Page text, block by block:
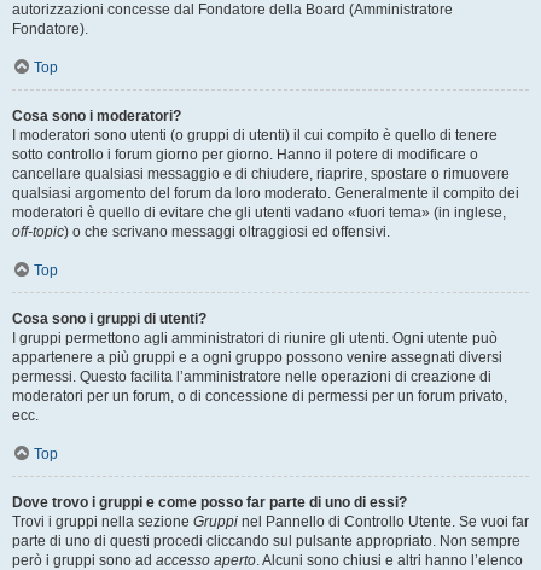
autorizzazioni concesse dal Fondatore della Board (Amministratore
Fondatore).
Top
Cosa sono i moderatori?
I moderatori sono utenti (o gruppi di utenti) il cui compito è quello di tenere
sotto controllo i forum giorno per giorno. Hanno il potere di modificare o
cancellare qualsiasi messaggio e di chiudere, riaprire, spostare o rimuovere
qualsiasi argomento del forum da loro moderato. Generalmente il compito dei
moderatori è quello di evitare che gli utenti vadano «fuori tema» (in inglese,
off-topic) o che scrivano messaggi oltraggiosi ed offensivi.
Top
Cosa sono i gruppi di utenti?
I gruppi permettono agli amministratori di riunire gli utenti. Ogni utente può
appartenere a più gruppi e a ogni gruppo possono venire assegnati diversi
permessi. Questo facilita l’amministratore nelle operazioni di creazione di
moderatori per un forum, o di concessione di permessi per un forum privato,
ecc.
Top
Dove trovo i gruppi e come posso far parte di uno di essi?
Trovi i gruppi nella sezione Gruppi nel Pannello di Controllo Utente. Se vuoi far
parte di uno di questi procedi cliccando sul pulsante appropriato. Non sempre
però i gruppi sono ad accesso aperto. Alcuni sono chiusi e altri hanno l’elenco